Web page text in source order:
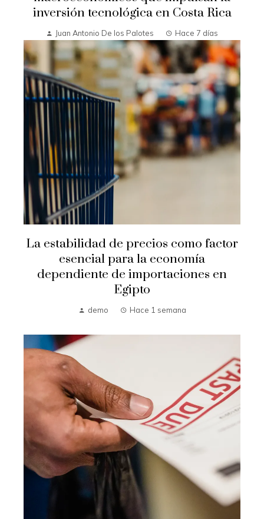
inversión tecnológica en Costa Rica
Juan Antonio De los Palotes Hace 7 días
La estabilidad de precios como factor
esencial para la economía
dependiente de importaciones en
Egipto
demo Hace 1 semana